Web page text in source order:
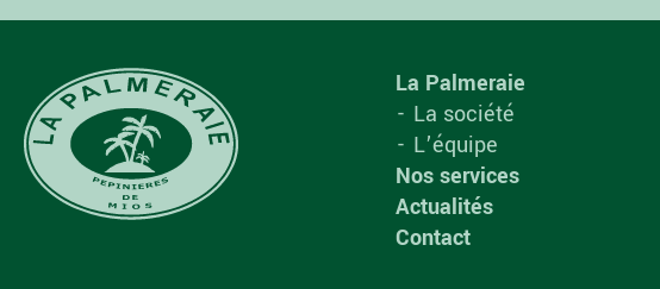
La Palmeraie
La société
L’équipe
Nos services
Actualités
Contact